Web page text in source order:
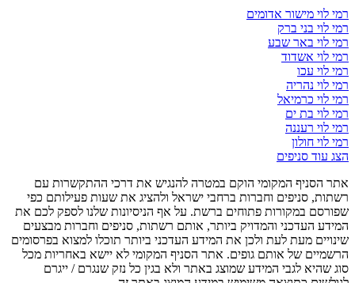
רמי לוי מישור אדומים
רמי לוי בני ברק
רמי לוי באר שבע
רמי לוי אשדוד
רמי לוי עכו
רמי לוי נהריה
רמי לוי כרמיאל
רמי לוי בת ים
רמי לוי רעננה
רמי לוי חולון
הצג עוד סניפים
אתר הסניף המקומי הוקם במטרה להנגיש את דרכי ההתקשרות עם
רשתות, סניפים וחברות ברחבי ישראל ולהציג את שעות פעילותם כפי
שפורסם במקורות פתוחים ברשת. על אף הניסיונות שלנו לספק לכם את
המידע העדכני והמדויק ביותר, אותם רשתות, סניפים וחברות מבצעים
שינויים מעת לעת ולכן את המידע העדכני ביותר תוכלו למצוא בפרסומים
הרשמיים של אותם גופים. אתר הסניף המקומי לא יישא באחריות מכל
סוג שהיא לגבי המידע שמוצג באתר ולא בגין כל נזק שנגרם / ייגרם